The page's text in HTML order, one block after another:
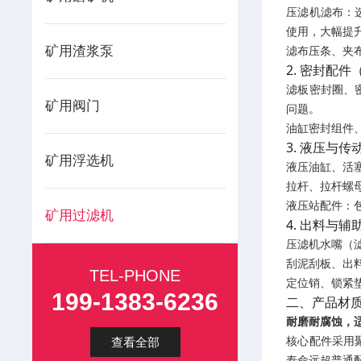
矿用渣浆泵
矿用阀门
矿用浮选机
矿用过滤机
TEL-PHONE
199-1383-6236
查看全部
压滤机滤布：
使用，大幅提
滤布压条、夹
2. 密封配件
滤板密封圈、
问题。
油缸密封组件
3. 液压与传
液压油缸、活
拉杆、拉杆螺
液压站配件：
4. 出料与辅
压滤机水嘴（
刮泥刮板、出
定位销、锁紧
二、产品材
耐磨耐腐蚀，
核心配件采用